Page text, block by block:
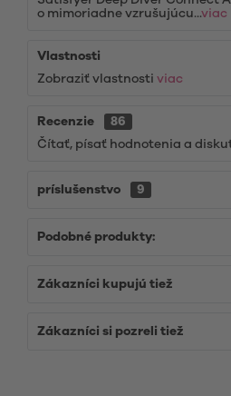
o mimoriadne vzrušujúcu...viac
Vlastnosti
Zobraziť vlastnosti viac
Recenzie
86
Čítať, písať hodnotenia a
príslušenstvo 9
Podobné produkty:
Zákazníci kupujú tiež
Zákazníci si pozreli tiež